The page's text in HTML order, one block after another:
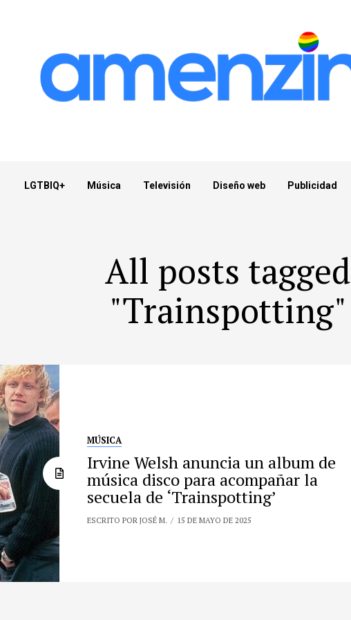
LGTBIQ+ Música Televisión Diseño web Publicidad
All posts tagged
"Trainspotting"
MÚSICA
Irvine Welsh anuncia un album de
música disco para acompañar la
secuela de ‘Trainspotting’
ESCRITO POR JOSÉ M. 15 DE MAYO DE 2025